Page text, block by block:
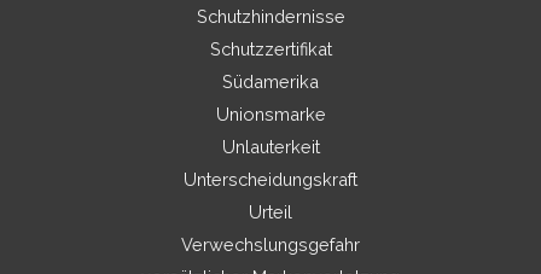
Schutzhindernisse
Schutzzertifikat
Südamerika
Unionsmarke
Unlauterkeit
Unterscheidungskraft
Urteil
Verwechslungsgefahr